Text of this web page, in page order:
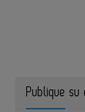
Publique su